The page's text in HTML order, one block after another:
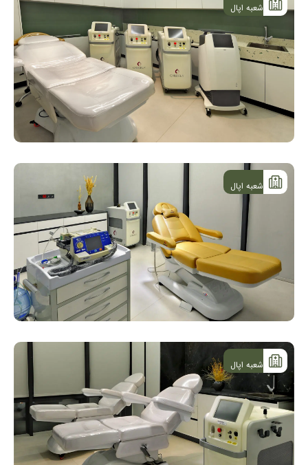
شعبه اپال
شعبه اپال
شعبه اپال